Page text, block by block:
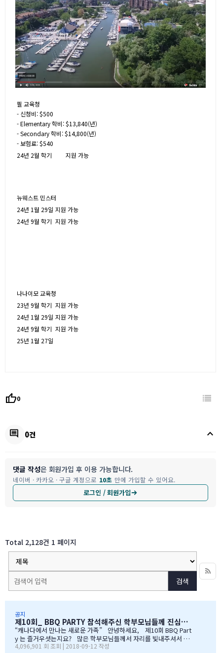
필 교육청
- 신청비: $500
- Elementary 학비: $13,840(년)
- Secondary 학비: $14,800(년)
- 보험료: $540
24년 2월 학기
지원 가능
뉴웨스트 민스터
24년 1월 29일 지원 가능
24넌 9월 학기 지원 가능
나나이모 교육청
23년 9월 학기 지원 가능
24넌 1월 29일 지원 가능
24년 9월 학기 지원 가능
25년 1월 27일
thumb_up0
comment 0건 keyboard_arrow_up
댓글 작성은 회원가입 후 이용 가능합니다.
네이버 · 카카오 · 구글 계정으로 10초 만에 가입할 수 있어요.
로그인 / 회원가입
Total 2,128건 1 페이지
검색
공지
제10회_ BBQ PARTY 참석해주신 학부모님들께 진심으로 감사드립니다
“캐나다에서 만나는 새로운 가족” 안녕하세요, 제10회 BBQ Part
y 는 즐거우셧는지요? 많은 학부모님들께서 자리를 빛내주셔서 너
무 감사합니다. 오전에 비가 와서 많이 걱정을 하엿지만, 다행이도
4,096,901 회 조회 | 2018-09-12 작성